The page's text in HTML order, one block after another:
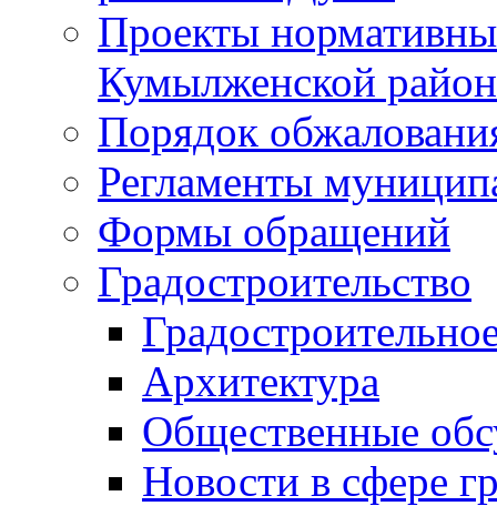
Проекты
Кумылженской
Порядок
Регламенты
Формы обращений
Градостроительство
Архитектура
Общественные
Новости в сфере